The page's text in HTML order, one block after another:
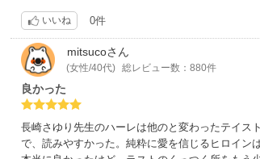
シーンを所々用意しながら、結局悪人ではなか
話のほうに軽い方向転換が多いのでその分だけリ
力半減。
コミックの絵のなかで、母マリアが、その気性か
して叔父が手にしてるメディア記事が活字でなか
いいね 0件
mitsucoさん
(女性/40代) 総レビュー数：880件
良かった
長崎さゆり先生のハーレは他のと変わったテイ
で、読みやすかった。純粋に愛を信じるヒロイン